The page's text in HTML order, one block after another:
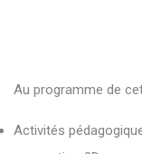
Au programme de
Activités